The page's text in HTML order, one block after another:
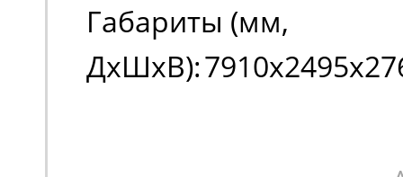
Габариты (мм,
ДxШxВ):